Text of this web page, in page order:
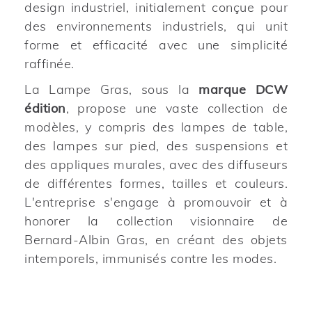
design industriel, initialement conçue pour
des environnements industriels, qui unit
forme et efficacité avec une simplicité
raffinée.
La Lampe Gras, sous la marque DCW
édition, propose une vaste collection de
modèles, y compris des lampes de table,
des lampes sur pied, des suspensions et
des appliques murales, avec des diffuseurs
de différentes formes, tailles et couleurs.
L'entreprise s'engage à promouvoir et à
honorer la collection visionnaire de
Bernard-Albin Gras, en créant des objets
intemporels, immunisés contre les modes.